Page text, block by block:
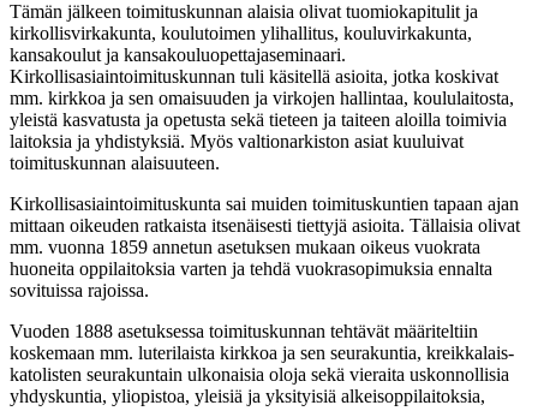
Tämän jälkeen toimituskunnan alaisia olivat tuomiokapitulit ja
kirkollisvirkakunta, koulutoimen ylihallitus, kouluvirkakunta,
kansakoulut ja kansakouluopettajaseminaari.
Kirkollisasiaintoimituskunnan tuli käsitellä asioita, jotka koskivat
mm. kirkkoa ja sen omaisuuden ja virkojen hallintaa, koululaitosta,
yleistä kasvatusta ja opetusta sekä tieteen ja taiteen aloilla toimivia
laitoksia ja yhdistyksiä. Myös valtionarkiston asiat kuuluivat
toimituskunnan alaisuuteen.
Kirkollisasiaintoimituskunta sai muiden toimituskuntien tapaan ajan
mittaan oikeuden ratkaista itsenäisesti tiettyjä asioita. Tällaisia olivat
mm. vuonna 1859 annetun asetuksen mukaan oikeus vuokrata
huoneita oppilaitoksia varten ja tehdä vuokrasopimuksia ennalta
sovituissa rajoissa.
Vuoden 1888 asetuksessa toimituskunnan tehtävät määriteltiin
koskemaan mm. luterilaista kirkkoa ja sen seurakuntia, kreikkalais-
katolisten seurakuntain ulkonaisia oloja sekä vieraita uskonnollisia
yhdyskuntia, yliopistoa, yleisiä ja yksityisiä alkeisoppilaitoksia,